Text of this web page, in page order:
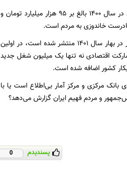
همچنین گزارش شماره ۱۰۷ بانک مرکزی نشان می‌دهد که بدهی بخش دولتی به سیستم بانکی در سال ۱۴۰۰ بالغ بر ۹۵ هزار میلیارد تومان و
علاوه‌بر این، بر اساس گزارش مرکز آمار ایران که با عنوان چکیده نتایج طرح آمارگیری نیروی کار در بهار سال ۱۴۰۱ منتشر شده است، در اولین
اقتصادی نه تنها یک میلیون شغل جدید
مرکزی و مرکز آمار بی‌اطلاع است یا با
و مردم فهیم ایران گزارش می‌دهد؟
پسندیدم 0